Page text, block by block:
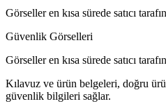
Görseller en kısa sürede satıcı
Güvenlik Görselleri
Görseller en kısa sürede satıcı
Kılavuz ve ürün belgeleri, doğru
güvenlik bilgileri sağlar.